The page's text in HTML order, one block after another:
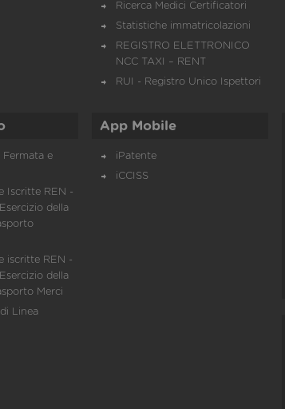
Ricerca Medici Certificatori
Statistiche immatricolazioni
REGISTRO ELETTRONICO
NCC TAXI – RENT
RUI - Registro Unico Ispettori
Fermata e
Iscritte REN -
della
iscritte REN -
della
Merci
Linea
App Mobile
iPatente
iCCISS